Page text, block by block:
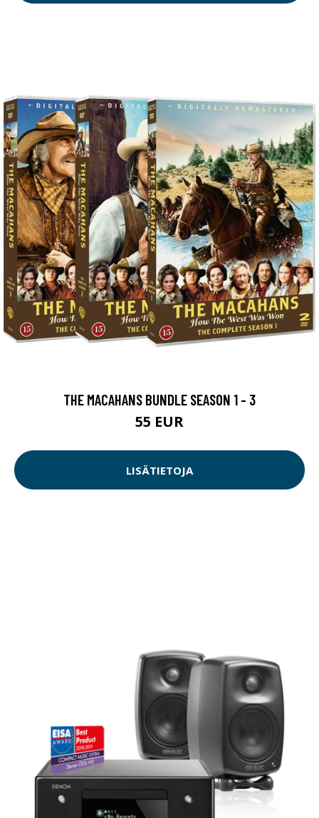
THE MACAHANS BUNDLE SEASON 1 - 3
55 EUR
LISÄTIETOJA